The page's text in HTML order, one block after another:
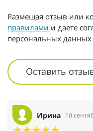
Размещая отзыв или
правилами и даете
персональных данных
Оставить
Ирина 10